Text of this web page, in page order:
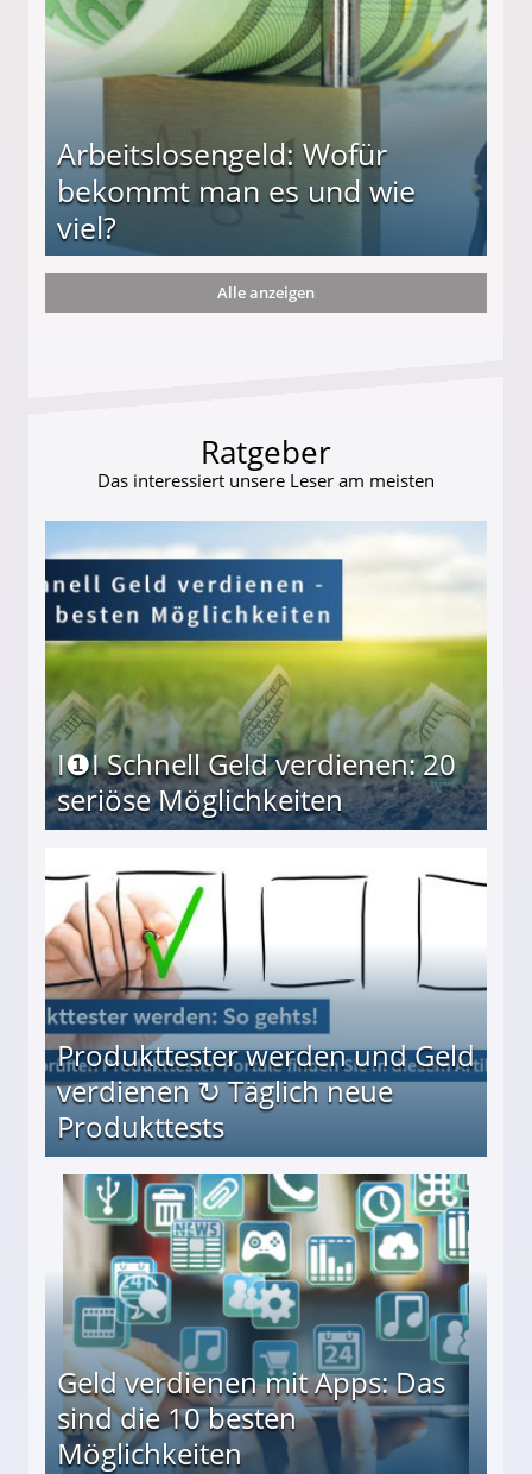
Arbeitslosengeld: Wofür
bekommt man es und wie
viel?
und wie viel?
Alle anzeigen
Ratgeber
Das interessiert unsere Leser am meisten
I❶I Schnell Geld verdienen: 20
seriöse Möglichkeiten
Produkttester werden und Geld
verdienen ↻ Täglich neue
Produkttests
↻ Täglich neue Produkttests
Geld verdienen mit Apps: Das
sind die 10 besten
Möglichkeiten